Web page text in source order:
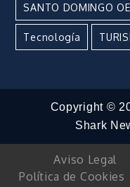
SANTO DOMINGO
Tecnología
Copyright ©
Shark
Aviso Legal
Política de Cookies